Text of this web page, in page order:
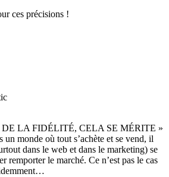
ces précisions !
DE LA FIDÉLITÉ, CELA SE MÉRITE »
un monde où tout s’achète et se vend, il
dans le web et dans le marketing) se
remporter le marché. Ce n’est pas le cas